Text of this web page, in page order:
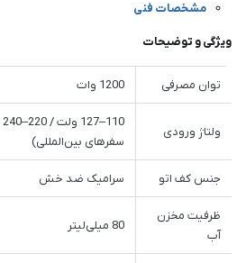
مشخصات فنی
ویژگی و توضیحات
توان مصرفی 1200 وات
ولتاژ ورودی
سفرهای بین‌المللی)
جنس کف اتو سرامیک ضد خش
ظرفیت مخزن
آب
80 میلی‌لیتر